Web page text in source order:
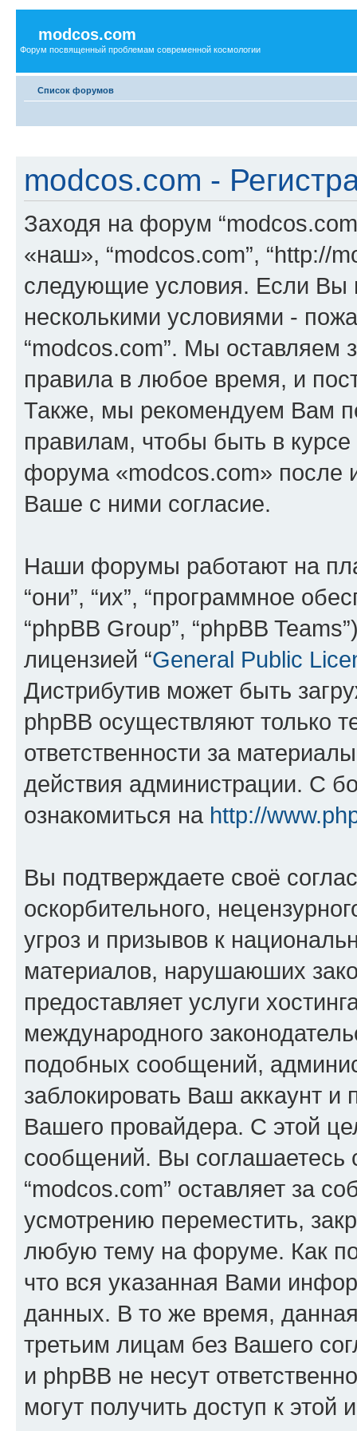
modcos.com
Форум посвященный проблемам современной космологии
Список форумов
modcos.com -
Заходя на форум
«наш», “modcos.com”, “http://
следующие условия. Если Вы
несколькими условиями -
“modcos.com”. Мы оставляем
правила в любое время, и
Также, мы рекомендуем Вам
правилам, чтобы быть в
форума «modcos.com» после
Ваше с ними согласие.
Наши форумы работают на
“они”, “их”, “программное
“phpBB Group”, “phpBB
лицензией “General Public
Дистрибутив может быть
phpBB осуществляют только
ответственности за
действия администрации. С
ознакомиться на http://
Вы подтверждаете своё
оскорбительного,
угроз и призывов к
материалов, нарушаюших
предоставляет услуги
международного
подобных сообщений,
заблокировать Ваш аккаунт и
Вашего провайдера. С этой
сообщений. Вы соглашаетесь
“modcos.com” оставляет за
усмотрению переместить,
любую тему на форуме. Как
что вся указанная Вами
данных. В то же время,
третьим лицам без Вашего
и phpBB не несут
могут получить доступ к